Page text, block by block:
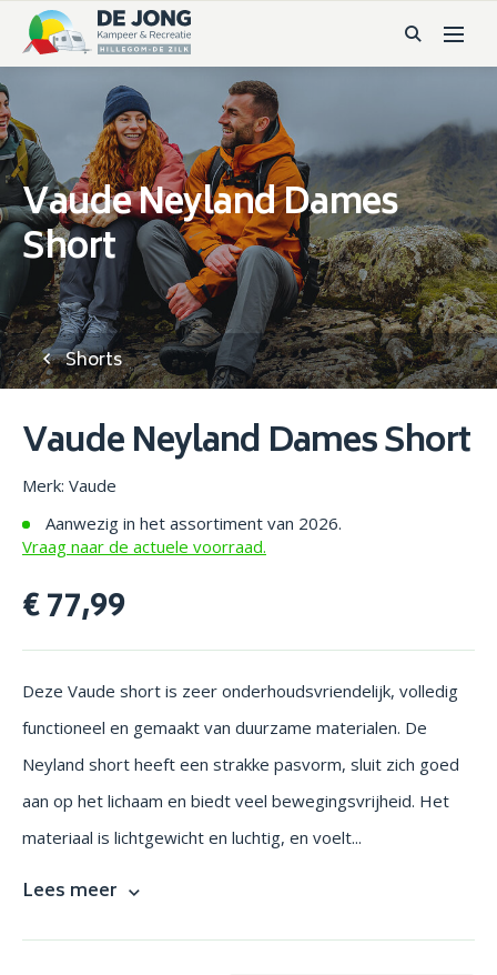
Vaude Neyland Dames
Short
Shorts
Vaude Neyland Dames Short
Merk: Vaude
Aanwezig in het assortiment van 2026.
Vraag naar de actuele voorraad.
€ 77,99
Deze Vaude short is zeer onderhoudsvriendelijk, volledig
functioneel en gemaakt van duurzame materialen. De
Neyland short heeft een strakke pasvorm, sluit zich goed
aan op het lichaam en biedt veel bewegingsvrijheid. Het
materiaal is lichtgewicht en luchtig, en voelt...
Lees meer